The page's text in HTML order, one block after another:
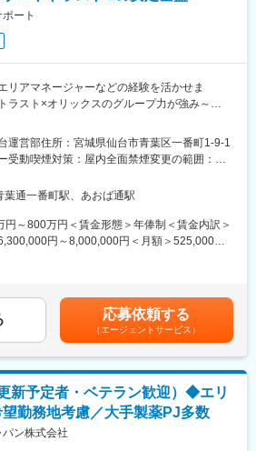
があれば問題ございません。
いての詳細は、是非こちらのURLも併せてご
院の医師や薬剤師に向け、医薬品の効果や副
だきます。メインの業務は情報提供となるた
・注文書の対応等は基本的に発生せず、営業
境です。
すが、チーム内で助け合う社風が整ってお
ャーなく顧客とじっくり関係構築が可能で
年間140日ほど休んでいる方も多くいます。
への異動実績も豊富にございます。（※病院の
品メーカーのマーケティング支援、人事担当
様々なキャリアプランを実現できるのは、当
す。
ート
リアマネージャーなどの経験を活かせま
ラスト×オリックスのグループ力が強み～
会」のグループクリニック施設にて運営部部
の運営全般をお任せします。
ト
の施設管理
カルサポート（東証プライム上場企業「株式
進興会における医療業務以外の業務を請け負
いお客様対応を行うことで、進興会は医療関
各種ニーズに合わせた健診サービスの提供と
います。
運営部住所：宮城県仙台市青葉区一番町1-9-1
受動喫煙対策：屋内全面禁煙変更の範囲：会
葉通一番町駅、あおば通駅
円～800万円＜賃金形態＞年俸制＜賃金内訳＞
円～8,000,000円＜月額＞525,000円
表記です。
応募依頼する
（エージェントサービス）
新予定者・ベテラン歓迎）◆エリ
勤務地考慮／大手製薬PJ多数
ン株式会社